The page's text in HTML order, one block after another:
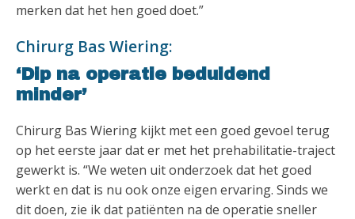
merken dat het hen goed doet.”
Chirurg Bas Wiering:
‘Dip na operatie beduidend
minder’
Chirurg Bas Wiering kijkt met een goed gevoel terug
op het eerste jaar dat er met het prehabilitatie-traject
gewerkt is. “We weten uit onderzoek dat het goed
werkt en dat is nu ook onze eigen ervaring. Sinds we
dit doen, zie ik dat patiënten na de operatie sneller